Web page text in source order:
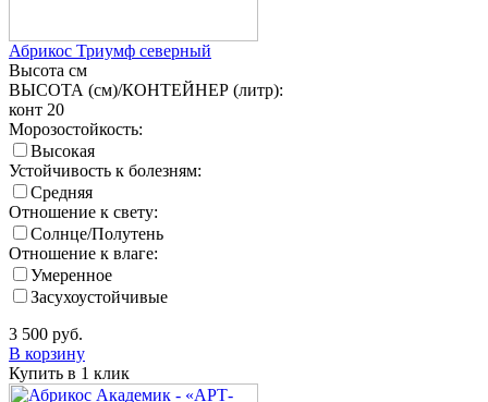
Абрикос Триумф северный
Высота см
ВЫСОТА (см)/КОНТЕЙНЕР (литр):
конт 20
Морозостойкость:
Высокая
Устойчивость к болезням:
Средняя
Отношение к свету:
Солнце/Полутень
Отношение к влаге:
Умеренное
Засухоустойчивые
3 500 руб.
В корзину
Купить в 1 клик